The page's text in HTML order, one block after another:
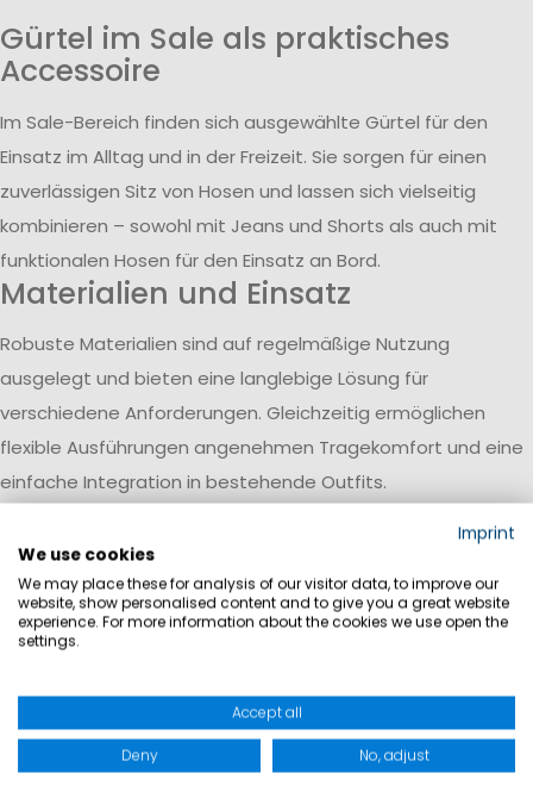
Gürtel im Sale als praktisches
Accessoire
Im Sale-Bereich finden sich ausgewählte Gürtel für den
Einsatz im Alltag und in der Freizeit. Sie sorgen für einen
zuverlässigen Sitz von Hosen und lassen sich vielseitig
kombinieren – sowohl mit Jeans und Shorts als auch mit
funktionalen Hosen für den Einsatz an Bord.
Materialien und Einsatz
Robuste Materialien sind auf regelmäßige Nutzung
ausgelegt und bieten eine langlebige Lösung für
verschiedene Anforderungen. Gleichzeitig ermöglichen
flexible Ausführungen angenehmen Tragekomfort und eine
einfache Integration in bestehende Outfits.
Imprint
We use cookies
We may place these for analysis of our visitor data, to improve our
website, show personalised content and to give you a great website
experience. For more information about the cookies we use open the
settings.
Accept all
Deny No, adjust